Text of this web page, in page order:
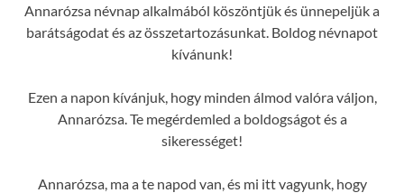
Annarózsa névnap alkalmából köszöntjük és ünnepeljük a
barátságodat és az összetartozásunkat. Boldog névnapot
kívánunk!
Ezen a napon kívánjuk, hogy minden álmod valóra váljon,
Annarózsa. Te megérdemled a boldogságot és a
sikerességet!
Annarózsa, ma a te napod van, és mi itt vagyunk, hogy